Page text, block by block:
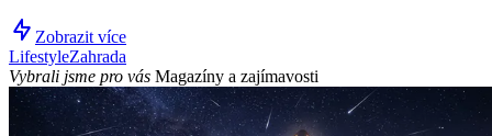
Zobrazit více
LifestyleZahrada
Vybrali jsme pro vás Magazíny a zajímavosti